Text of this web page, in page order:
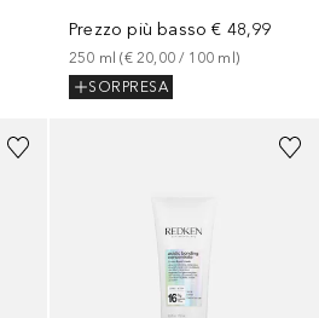
Prezzo più basso € 48,99
250 ml (€ 20,00 / 100 ml )
SORPRESA